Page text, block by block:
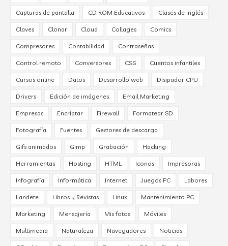
Capturas de pantalla CD ROM Educativos Clases de inglés
Claves Clonar Cloud Collages Comics
Compresores Contabilidad Contraseñas
Control remoto Conversores CSS Cuentos infantiles
Cursos online Datos Desarrollo web Disipador CPU
Drivers Edición de imágenes Email Marketing
Empresas Encriptar Firewall Formatear SD
Fotografía Fuentes Gestores de descarga
Gifs animados Gimp Grabación Hacking
Herramientas Hosting HTML Iconos Impresoras
Infografía Informática Internet Juegos PC Labores
Landete Libros y Revistas Linux Mantenimiento PC
Marketing Mensajería Mis fotos Móviles
Multimedia Naturaleza Navegadores Noticias